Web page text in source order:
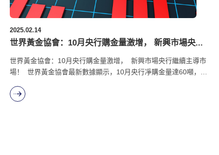
2025.02.14
世界黃金協會：10月央行購金量激增， 新興市場央...
世界黃金協會：10月央行購金量激增， 新興市場央行繼續主導市
場！ 世界黃金協會最新數據顯示，10月央行凈購金量達60噸，為
兩倍，其中印度央行今年迄今的纍計購買量和10月購買量均處於領